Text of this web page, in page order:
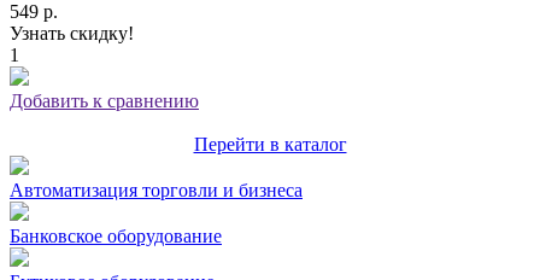
549 р.
Узнать скидку!
1
Добавить к сравнению
Перейти в каталог
Автоматизация торговли и бизнеса
Банковское оборудование